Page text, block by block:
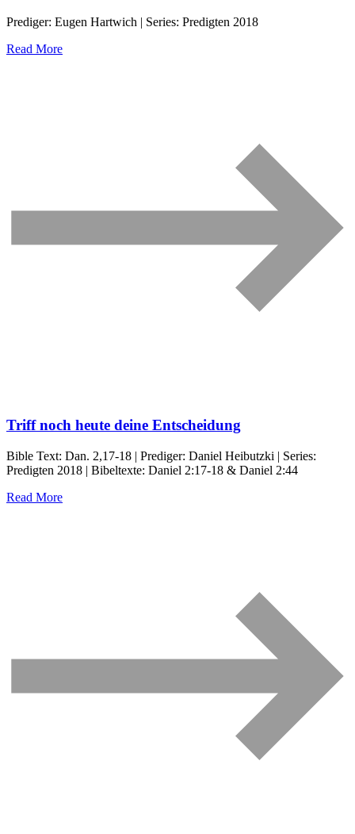
Prediger: Eugen Hartwich | Series: Predigten 2018
Read More
Triff noch heute deine Entscheidung
Bible Text: Dan. 2,17-18 | Prediger: Daniel Heibutzki | Series:
Predigten 2018 | Bibeltexte: Daniel 2:17-18 & Daniel 2:44
Read More